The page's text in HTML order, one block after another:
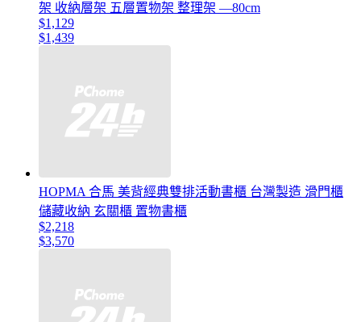
架 收納層架 五層置物架 整理架 —80cm
$1,129
$1,439
HOPMA 合馬 美背經典雙排活動書櫃 台灣製造 滑門櫃
儲藏收納 玄關櫃 置物書櫃
$2,218
$3,570